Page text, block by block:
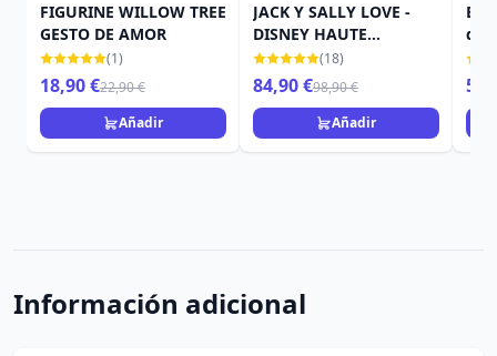
FIGURINE WILLOW TREE
GESTO DE AMOR
(1)
18,90 €22,90 €
Añadir
JACK Y SALLY LOVE -
DISNEY HAUTE
COUTURE(18)
84,90 €98,90 €
Añadir
de
Información adicional